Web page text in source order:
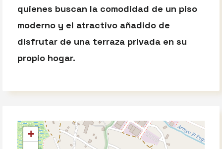
quienes buscan la comodidad de un piso
moderno y el atractivo añadido de
disfrutar de una terraza privada en su
propio hogar.
+